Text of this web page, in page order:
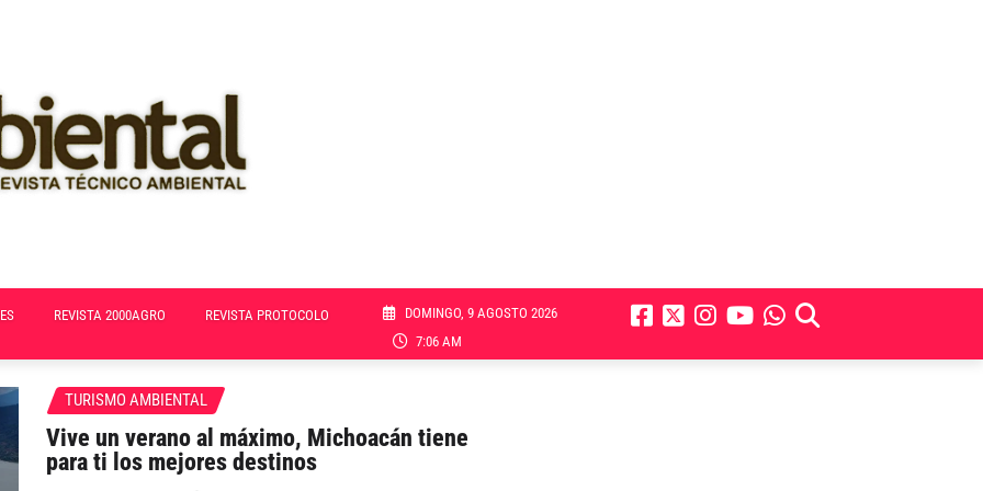
REVISTA 2000AGRO REVISTA PROTOCOLO
DOMINGO, 9 AGOSTO 2026
7:06 AM
TURISMO AMBIENTAL
Vive un verano al máximo, Michoacán tiene
para ti los mejores destinos